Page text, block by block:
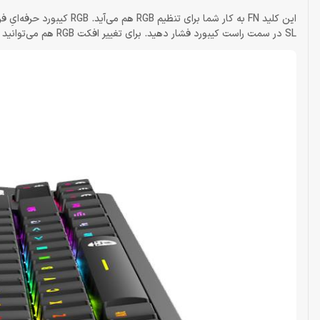
SL در سمت راست کیبورد فشار دهید. برای تغییر افکت RGB هم می‌توانید از FN و PS استفاده کنید. برای روشن‌وخاموش‌کردن RGB ابتدا FN را فشار دهید و سپس ESC را.